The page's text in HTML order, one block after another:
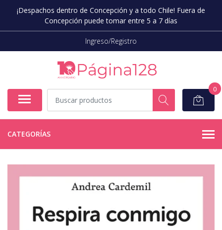
¡Despachos dentro de Concepción y a todo Chile! Fuera de
Concepción puede tomar entre 5 a 7 días
Ingreso/Registro
0
CATEGORÍAS